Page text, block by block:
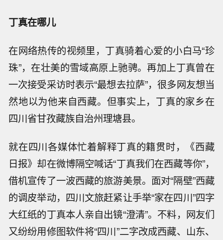
丁真在哪儿
在网络热传的视频里，丁真骑着心爱的小白马“珍
珠”，在壮美的雪域高原上驰骋。再加上丁真曾在
一次接受采访时表示“最想去拉萨”，很多网友想当
然地以为他来自西藏。但事实上，丁真的家乡在
四川省甘孜藏族自治州理塘县。
就在四川各媒体忙着解释丁真的籍贯时，《西藏
日报》却在微博隔空喊话“丁真我们在西藏等你”，
借机宣传了一波西藏的旅游美景。面对“隔壁”西藏
的调皮举动，四川文旅赶紧让手举“家在四川”四字
大红纸的丁真本人亲自出镜“澄清”。不料，网友们
又纷纷用修图软件将“四川”二字改成西藏、山东、